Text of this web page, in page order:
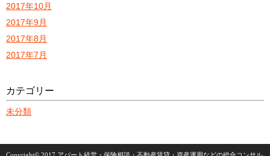
2017年10月
2017年9月
2017年8月
2017年7月
カテゴリー
未分類
Copyright© 2017 アパート経営・保険相談・不動産賃貸・資産運用などの総合コンサル